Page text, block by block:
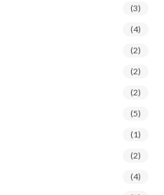
(3)
(4)
(2)
(2)
(2)
(5)
(1)
(2)
(4)